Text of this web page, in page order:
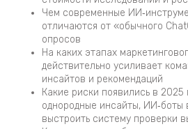
Чем современные
отличаются от «обычного
опросов
На каких этапах
действительно усиливает
инсайтов и рекомендаций
Какие риски появились в 2025
однородные инсайты, ИИ‑боты
выстроить систему проверки